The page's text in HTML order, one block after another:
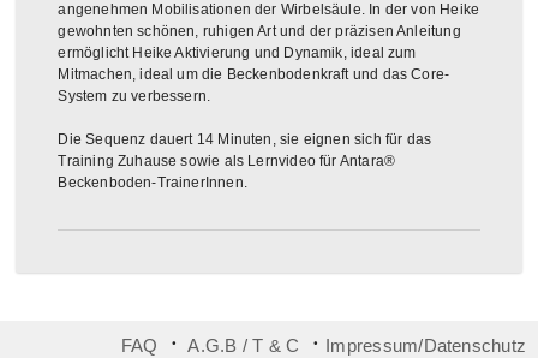
angenehmen Mobilisationen der Wirbelsäule. In der von Heike
gewohnten schönen, ruhigen Art und der präzisen Anleitung
ermöglicht Heike Aktivierung und Dynamik, ideal zum
Mitmachen, ideal um die Beckenbodenkraft und das Core-
System zu verbessern.
Die Sequenz dauert 14 Minuten, sie eignen sich für das
Training Zuhause sowie als Lernvideo für Antara®
Beckenboden-TrainerInnen.
FAQ ᛫ A.G.B / T & C ᛫ Impressum/Datenschutz